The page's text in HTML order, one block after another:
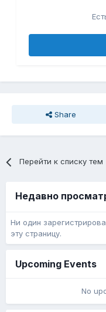
Share
Перейти к списку тем
Недавно
Ни один
эту страницу.
Upcoming Events
No